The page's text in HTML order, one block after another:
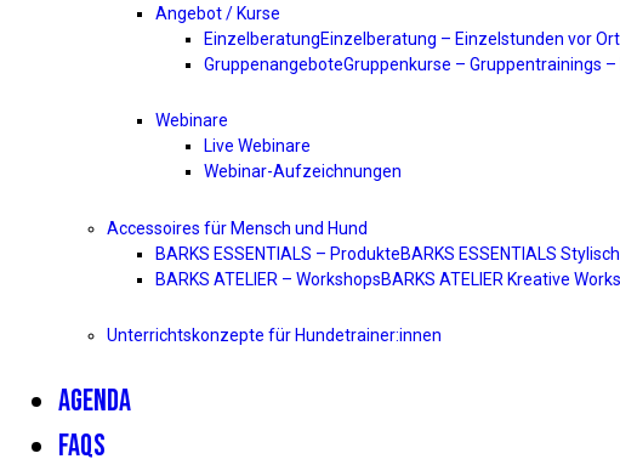
Angebot / Kurse
EinzelberatungEinzelberatung – Einzelstunden vor
GruppenangeboteGruppenkurse – Gruppentrainings
Webinare
Live Webinare
Webinar-Aufzeichnungen
Accessoires für Mensch und Hund
BARKS ESSENTIALS – ProdukteBARKS ESSENTIALS
BARKS ATELIER – WorkshopsBARKS ATELIER Kreative
Unterrichtskonzepte für Hundetrainer:innen
AGENDA
FAQS